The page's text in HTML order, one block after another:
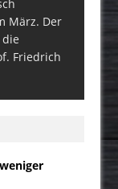
März. Der
Friedrich